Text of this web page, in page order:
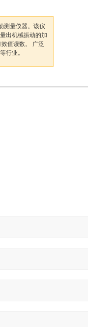
测量仪器。该仪
出机械振动的加
值读数。 广泛
行业。